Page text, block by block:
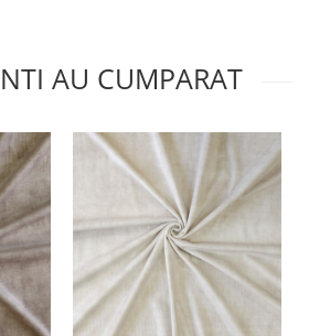
AU CUMPARAT